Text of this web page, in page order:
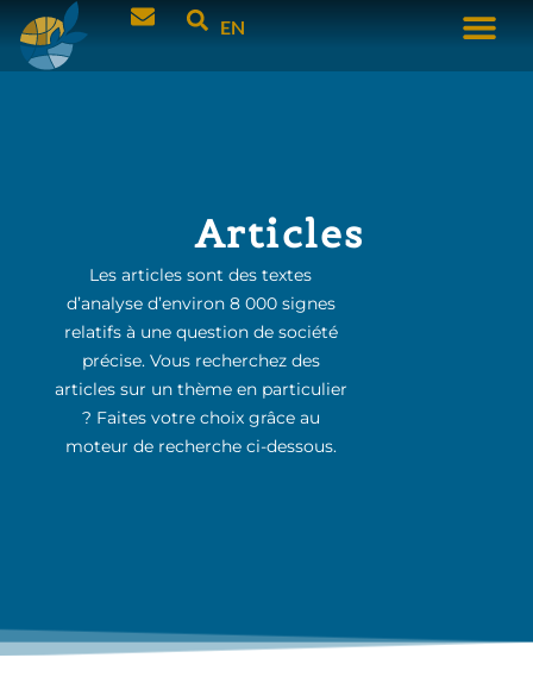
EN
Articles
Les articles sont des textes
d’analyse d’environ 8 000 signes
relatifs à une question de société
précise. Vous recherchez des
articles sur un thème en particulier
? Faites votre choix grâce au
moteur de recherche ci-dessous.